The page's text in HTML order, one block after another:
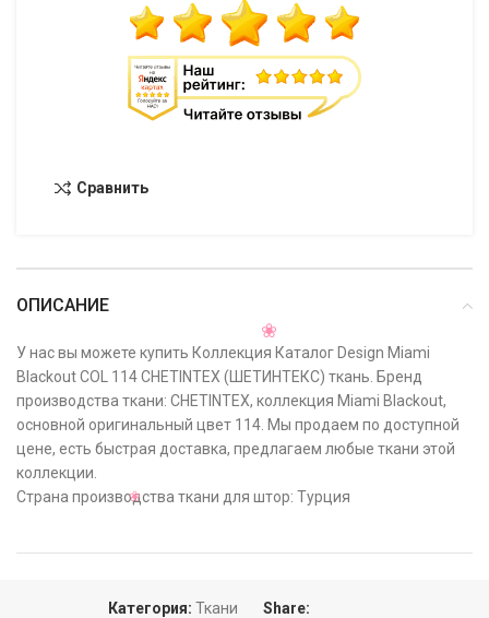
Сравнить
ОПИСАНИЕ
У нас вы можете купить Коллекция Каталог Design Miami
Blackout COL 114 CHETINTEX (ШЕТИНТЕКС) ткань. Бренд
производства ткани: CHETINTEX, коллекция Miami Blackout,
основной оригинальный цвет 114. Мы продаем по доступной
цене, есть быстрая доставка, предлагаем любые ткани этой
коллекции.
Страна производства ткани для штор: Турция
Категория: Ткани Share: